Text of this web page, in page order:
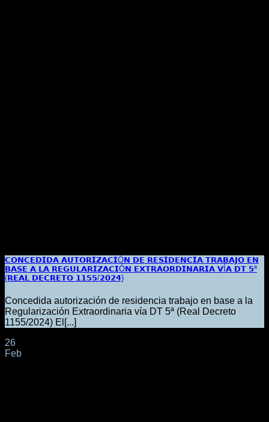
𝗖𝗢𝗡𝗖𝗘𝗗𝗜𝗗𝗔 𝗔𝗨𝗧𝗢𝗥𝗜𝗭𝗔𝗖𝗜Ó𝗡 𝗗𝗘 𝗥𝗘𝗦𝗜𝗗𝗘𝗡𝗖𝗜𝗔 𝗧𝗥𝗔𝗕𝗔𝗝𝗢 𝗘𝗡
𝗕𝗔𝗦𝗘 𝗔 𝗟𝗔 𝗥𝗘𝗚𝗨𝗟𝗔𝗥𝗜𝗭𝗔𝗖𝗜Ó𝗡 𝗘𝗫𝗧𝗥𝗔𝗢𝗥𝗗𝗜𝗡𝗔𝗥𝗜𝗔 𝗩Í𝗔 𝗗𝗧 𝟱ª
(𝗥𝗘𝗔𝗟 𝗗𝗘𝗖𝗥𝗘𝗧𝗢 𝟭𝟭𝟱𝟱/𝟮𝟬𝟮𝟰)
Concedida autorización de residencia trabajo en base a la
Regularización Extraordinaria vía DT 5ª (Real Decreto
1155/2024) El[...]
26
Feb